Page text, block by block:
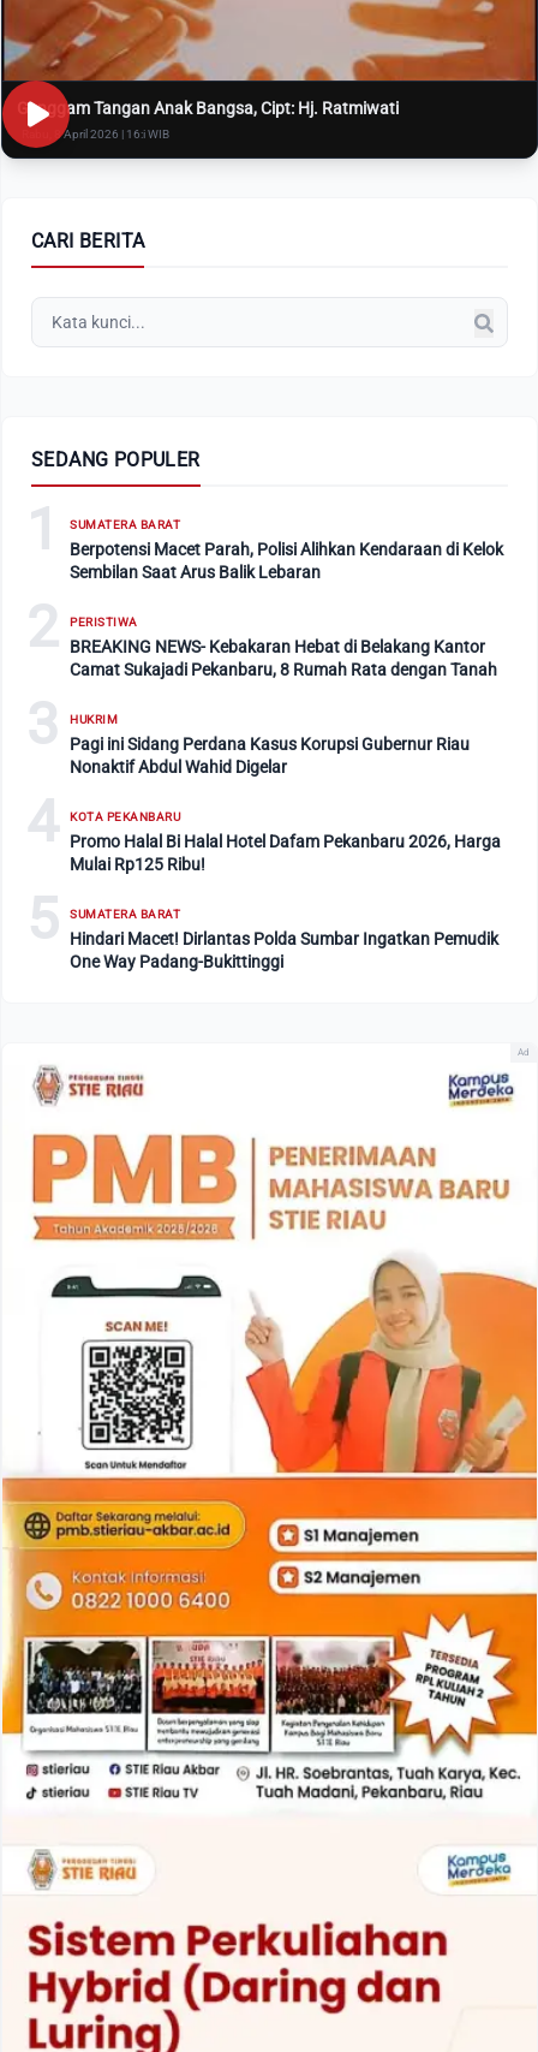
Genggam Tangan Anak Bangsa, Cipt: Hj. Ratmiwati
Rabu, 8 April 2026 | 16:i WIB
CARI BERITA
SEDANG POPULER
1 SUMATERA BARAT
Berpotensi Macet Parah, Polisi Alihkan Kendaraan di Kelok
Sembilan Saat Arus Balik Lebaran
2 PERISTIWA
BREAKING NEWS- Kebakaran Hebat di Belakang Kantor
Camat Sukajadi Pekanbaru, 8 Rumah Rata dengan Tanah
3 HUKRIM
Pagi ini Sidang Perdana Kasus Korupsi Gubernur Riau
Nonaktif Abdul Wahid Digelar
4 KOTA PEKANBARU
Promo Halal Bi Halal Hotel Dafam Pekanbaru 2026, Harga
Mulai Rp125 Ribu!
5 SUMATERA BARAT
Hindari Macet! Dirlantas Polda Sumbar Ingatkan Pemudik
One Way Padang-Bukittinggi
Ad